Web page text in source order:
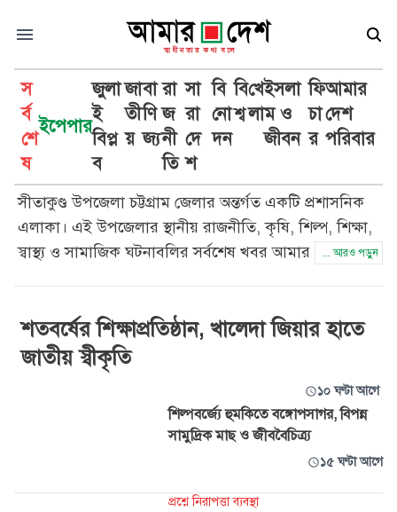
স
র্ব
শে
ষ
ইপেপার
জুলা
ই
বিপ্ল
ব
জা
তী
য়
বা
ণি
জ্য
রা
জ
নী
তি
সা
রা
দে
শ
বি
নো
দন
বি
শ্ব
খে
লা
ইসলা
ম ও
জীবন
ফি
চা
র
আমার
দেশ
পরিবার
সীতাকুণ্ড
সীতাকুণ্ড উপজেলা চট্টগ্রাম জেলার অন্তর্গত একটি প্রশাসনিক
এলাকা। এই উপজেলার স্থানীয় রাজনীতি, কৃষি, শিল্প, শিক্ষা,
স্বাস্থ্য ও সামাজিক ঘটনাবলির সর্বশেষ খবর আমার দেশ সততা
... আরও পড়ুন
শতবর্ষের শিক্ষাপ্রতিষ্ঠান, খালেদা জিয়ার হাতে
জাতীয় স্বীকৃতি
১০ ঘণ্টা আগে
শিল্পবর্জ্যে হুমকিতে বঙ্গোপসাগর, বিপন্ন
সামুদ্রিক মাছ ও জীববৈচিত্র্য
১৫ ঘণ্টা আগে
প্রশ্নে নিরাপত্তা ব্যবস্থা